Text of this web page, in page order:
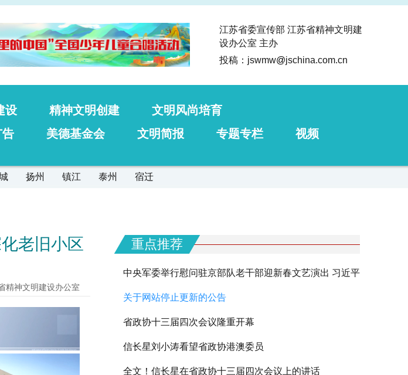
江苏省委宣传部 江苏省精神文明建
设办公室 主办
投稿：jswmw@jschina.com.cn
设 精神文明创建
文明风尚培育
告 美德基金会 文明简报 专题专栏 视频
扬州 镇江 泰州 宿迁
老旧小区
精神文明建设办公室
重点推荐
中央军委举行慰问驻京部队老干部迎新春文艺演出 习近平
向全军老同志祝贺新春
关于网站停止更新的公告
省政协十三届四次会议隆重开幕
信长星刘小涛看望省政协港澳委员
全文！信长星在省政协十三届四次会议上的讲话